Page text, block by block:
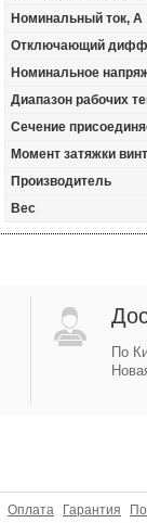
Номинальный ток, А
Отключающий
Номинальное
Диапазон рабочих
Сечение
Момент затяжки
Производитель
Вес
По
Оплата Гарантия